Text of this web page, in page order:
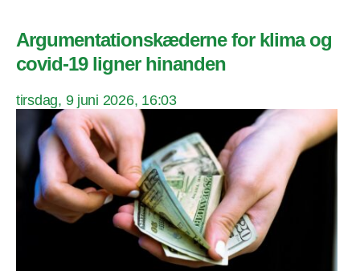
Argumentationskæderne for klima og
covid-19 ligner hinanden
tirsdag, 9 juni 2026, 16:03